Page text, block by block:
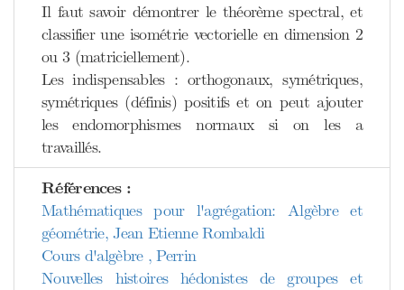
Il faut savoir démontrer le théorème spectral, et
classifier une isométrie vectorielle en dimension 2
ou 3 (matriciellement).
Les indispensables : orthogonaux, symétriques,
symétriques (définis) positifs et on peut ajouter
les endomorphismes normaux si on les a
travaillés.
Références :
Mathématiques pour l'agrégation: Algèbre et
géométrie, Jean Etienne Rombaldi
Cours d'algèbre , Perrin
Nouvelles histoires hédonistes de groupes et